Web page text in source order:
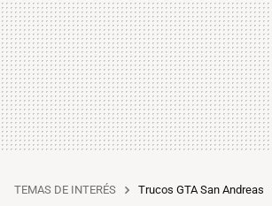
TEMAS DE INTERÉS Trucos GTA San Andreas